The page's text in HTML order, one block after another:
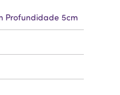
Profundidade 5cm